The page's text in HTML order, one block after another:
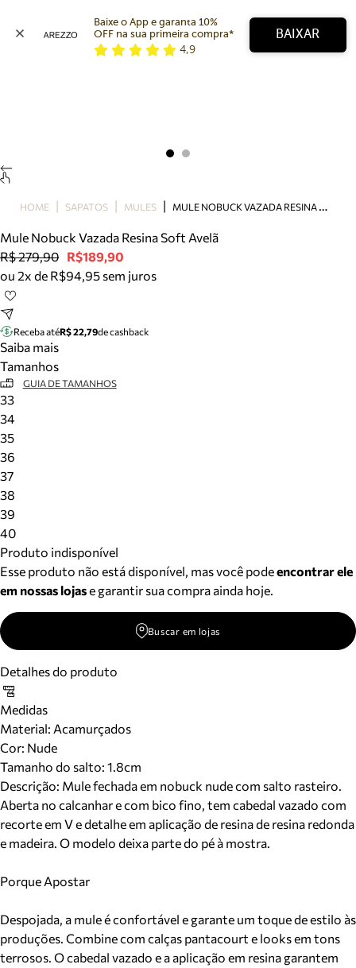
Bolsa
Tamanco
Tênis
Mule
Tire dúvidas sobre pedidos, devoluções e mais.
Meus pedidos
Acompanhe seus pedidos e solicite devoluções.
Baixe o App e garanta 10%
OFF na sua primeira compra*
4,9
BAIXAR
HOME SAPATOS MULES M
ULE NOBUCK VAZADA RESINA SOFT AVELÃ
Mule Nobuck Vazada Resina Soft Avelã
R$ 279,90 R$189,90
ou 2x de R$94,95 sem juros
Receba atéR$ 22,79de cashback
Saiba mais
Tamanhos
GUIA DE TAMANHOS
33
34
35
36
37
38
39
40
Produto indisponível
Esse produto não está disponível, mas você podeencontrar ele
em nossas lojase garantir sua compra ainda hoje.
Buscar em lojas
Detalhes do produto
Medidas
Material: Acamurçados
Cor: Nude
Tamanho do salto: 1.8cm
Descrição: Mule fechada em nobuck nude com salto rasteiro.
Aberta no calcanhar e com bico fino, tem cabedal vazado com
recorte em V e detalhe em aplicação de resina de resina redonda
e madeira. O modelo deixa parte do pé à mostra.
Porque Apostar
Despojada, a mule é confortável e garante um toque de estilo às
produções. Combine com calças pantacourt e looks em tons
terrosos. O cabedal vazado e a aplicação em resina garantem